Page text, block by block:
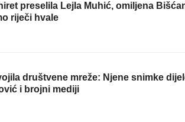
preselila Lejla Muhić, omiljena
riječi hvale
društvene mreže: Njene snimke
i brojni mediji